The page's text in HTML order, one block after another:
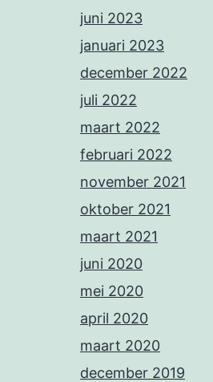
juni 2023
januari 2023
december 2022
juli 2022
maart 2022
februari 2022
november 2021
oktober 2021
maart 2021
juni 2020
mei 2020
april 2020
maart 2020
december 2019